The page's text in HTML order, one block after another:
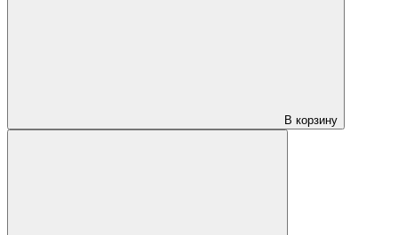
В корзину